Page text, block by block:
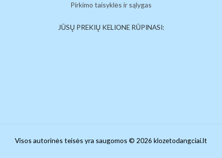
Pirkimo taisyklės ir sąlygas
JŪSŲ PREKIŲ KELIONE RŪPINASI:
Visos autorinės teisės yra saugomos © 2026 klozetodangciai.lt